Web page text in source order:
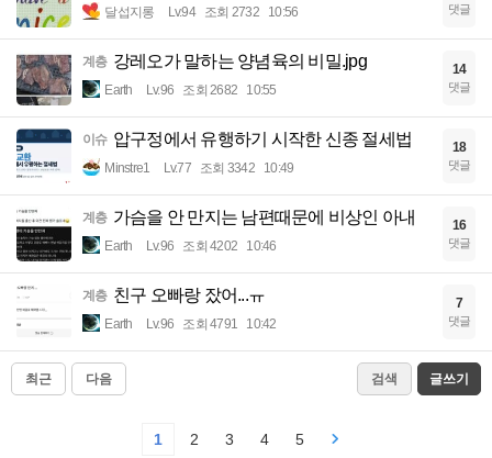
달섭지롱 Lv.94 조회 2732 10:56 댓글
계층 강레오가 말하는 양념육의 비밀.jpg
Earth Lv.96 조회 2682 10:55
14
댓글
이슈 압구정에서 유행하기 시작한 신종 절세법
Minstre1 Lv.77 조회 3342 10:49
18
댓글
계층 가슴을 안 만지는 남편때문에 비상인 아내
Earth Lv.96 조회 4202 10:46
16
댓글
계층 친구 오빠랑 잤어...ㅠ
Earth Lv.96 조회 4791 10:42
7
댓글
최근 다음 검색 글쓰기
1 2 3 4 5